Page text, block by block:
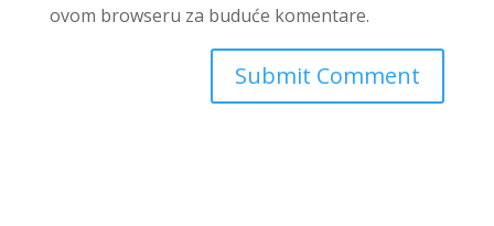
ovom browseru za buduće komentare.